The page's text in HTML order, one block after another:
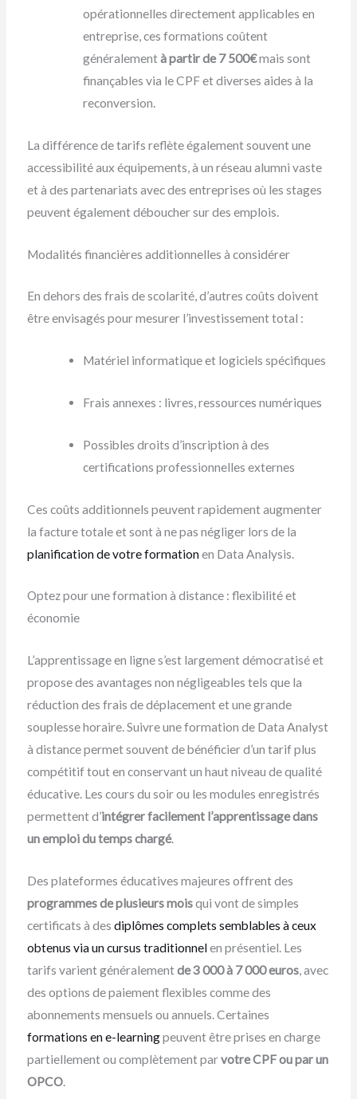
opérationnelles directement applicables en
entreprise, ces formations coûtent
généralementà partir de 7 500€mais sont
finançables via le CPF et diverses aides à la
reconversion.
La différence de tarifs reflète également souvent une
accessibilité aux équipements, à un réseau alumni vaste
et à des partenariats avec des entreprises où les stages
peuvent également déboucher sur des emplois.
Modalités financières additionnelles à considérer
En dehors des frais de scolarité, d’autres coûts doivent
être envisagés pour mesurer l’investissement total :
Matériel informatique et logiciels spécifiques
Frais annexes : livres, ressources numériques
Possibles droits d’inscription à des
certifications professionnelles externes
Ces coûts additionnels peuvent rapidement augmenter
la facture totale et sont à ne pas négliger lors de la
planification de votre formationen Data Analysis.
Optez pour une formation à distance : flexibilité et
économie
L’apprentissage en ligne s’est largement démocratisé et
propose des avantages non négligeables tels que la
réduction des frais de déplacement et une grande
souplesse horaire. Suivre une formation de Data Analyst
à distance permet souvent de bénéficier d’un tarif plus
compétitif tout en conservant un haut niveau de qualité
éducative. Les cours du soir ou les modules enregistrés
permettent d’intégrer facilement l’apprentissage dans
un emploi du temps chargé.
Des plateformes éducatives majeures offrent des
programmes de plusieurs moisqui vont de simples
certificats à des diplômes complets semblables à ceux
obtenus via un cursus traditionnelen présentiel. Les
tarifs varient généralementde 3 000 à 7 000 euros, avec
des options de paiement flexibles comme des
abonnements mensuels ou annuels. Certaines
formations en e-learningpeuvent être prises en charge
partiellement ou complètement parvotre CPF ou par un
OPCO.